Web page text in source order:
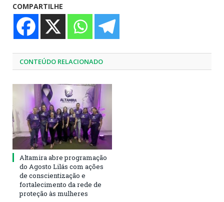
COMPARTILHE
CONTEÚDO RELACIONADO
Altamira abre programação
do Agosto Lilás com ações
de conscientização e
fortalecimento da rede de
proteção às mulheres